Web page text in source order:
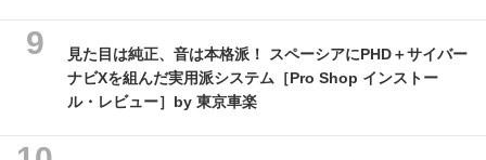
見た目は純正、音は本格派！ スペーシアにPHD＋サイバー
ナビXを組んだ実用派システム［Pro Shop インストー
ル・レビュー］by 東京車楽